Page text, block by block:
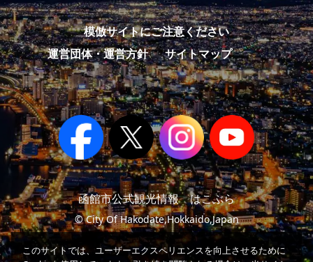
模倣サイトにご注意ください
運営団体・運営方針
サイトマップ
函館市公式観光情報 はこぶら
© City Of Hakodate,Hokkaido,Japan
このサイトでは、ユーザーエクスペリエンスを向上させるために